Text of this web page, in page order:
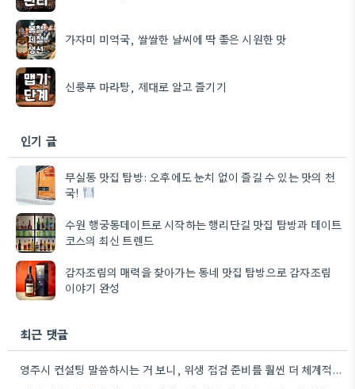
가자미 미역국, 쌀쌀한 날씨에 딱 좋은 시원한 맛
신룽푸 마라탕, 제대로 알고 즐기기
인기 글
무실동 맛집 탐방: 오후에도 눈치 없이 즐길 수 있는 맛의 천
국!
수원 행궁동데이트로 시작하는 행리단길 맛집 탐방과 데이트
코스의 최신 트렌드
감자조림의 매력을 찾아가는 동네 맛집 탐방으로 감자조림
이야기 완성
최근 댓글
영주시 컨설팅 말씀하시는 거 보니, 위생 점검 준비를 훨씬 더 체계적으로 할 수 있겠네요.